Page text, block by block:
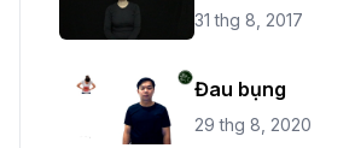
31 thg 8, 2017
Đau bụng
29 thg 8, 2020